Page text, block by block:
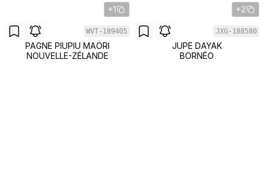
+1
WVT-189405
PAGNE PIUPIU MAORI
NOUVELLE-ZÉLANDE
+2
JXG-188580
JUPE DAYAK
BORNÉO